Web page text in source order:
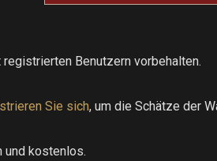
Benutzern vorbehalten.
Sie sich, um die Schätze der
und kostenlos.